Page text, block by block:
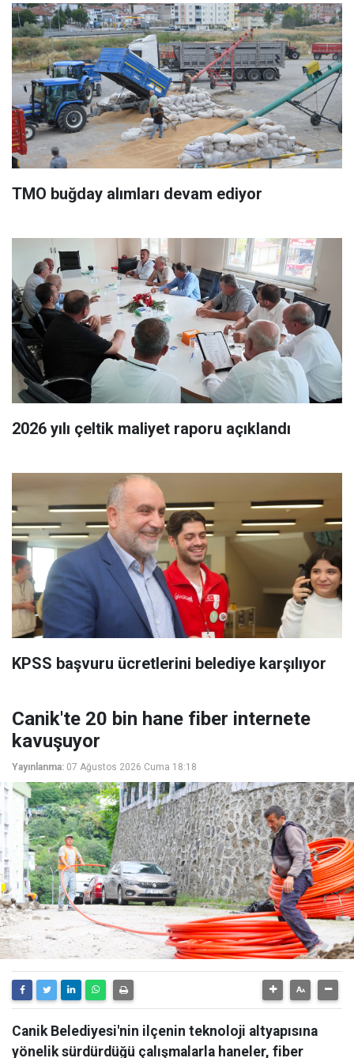
TMO buğday alımları devam ediyor
2026 yılı çeltik maliyet raporu açıklandı
KPSS başvuru ücretlerini belediye karşılıyor
Canik'te 20 bin hane fiber internete
kavuşuyor
Yayınlanma: 07 Ağustos 2026 Cuma 18:18
Canik Belediyesi'nin ilçenin teknoloji altyapısına
yönelik sürdürdüğü çalışmalarla haneler, fiber